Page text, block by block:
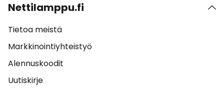
Nettilamppu.fi
Tietoa meistä
Markkinointiyhteistyö
Alennuskoodit
Uutiskirje